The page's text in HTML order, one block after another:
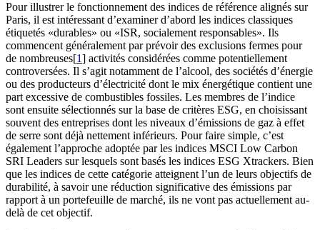
Pour illustrer le fonctionnement des indices de référence alignés sur
Paris, il est intéressant d’examiner d’abord les indices classiques
étiquetés «durables» ou «ISR, socialement responsables». Ils
commencent généralement par prévoir des exclusions fermes pour
de nombreuses[1] activités considérées comme potentiellement
controversées. Il s’agit notamment de l’alcool, des sociétés d’énergie
ou des producteurs d’électricité dont le mix énergétique contient une
part excessive de combustibles fossiles. Les membres de l’indice
sont ensuite sélectionnés sur la base de critères ESG, en choisissant
souvent des entreprises dont les niveaux d’émissions de gaz à effet
de serre sont déjà nettement inférieurs. Pour faire simple, c’est
également l’approche adoptée par les indices MSCI Low Carbon
SRI Leaders sur lesquels sont basés les indices ESG Xtrackers. Bien
que les indices de cette catégorie atteignent l’un de leurs objectifs de
durabilité, à savoir une réduction significative des émissions par
rapport à un portefeuille de marché, ils ne vont pas actuellement au-
delà de cet objectif.